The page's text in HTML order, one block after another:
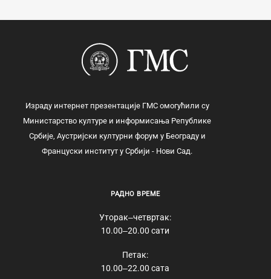
Израду интернет презентације ГМС омогућили су
Министарство културе и информисања Републике
Србије, Аустријски културни форум у Београду и
Француски институт у Србији - Нови Сад.
РАДНО ВРЕМЕ
Уторак‒четвртак:
10.00‒20.00 сати
Петак:
10.00‒22.00 сата